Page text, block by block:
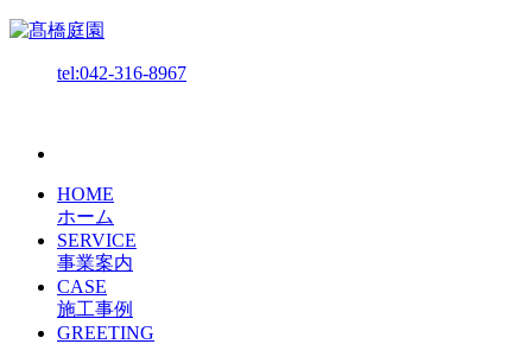
tel:042-316-8967
HOME
ホーム
SERVICE
事業案内
CASE
施工事例
GREETING